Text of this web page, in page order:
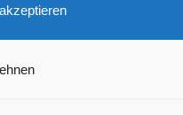
im Test: Sony,